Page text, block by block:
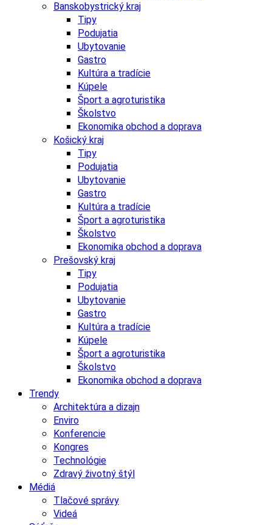
Banskobystrický kraj
Tipy
Podujatia
Ubytovanie
Gastro
Kultúra a tradície
Kúpele
Šport a agroturistika
Školstvo
Ekonomika obchod a doprava
Košický kraj
Tipy
Podujatia
Ubytovanie
Gastro
Kultúra a tradície
Šport a agroturistika
Školstvo
Ekonomika obchod a doprava
Prešovský kraj
Tipy
Podujatia
Ubytovanie
Gastro
Kultúra a tradície
Kúpele
Šport a agroturistika
Školstvo
Ekonomika obchod a doprava
Trendy
Architektúra a dizajn
Enviro
Konferencie
Kongres
Technológie
Zdravý životný štýl
Médiá
Tlačové správy
Videá